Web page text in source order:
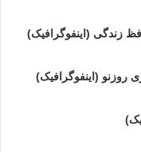
زندگی (اینفوگرافیک)
روزنو (اینفوگرافیک)